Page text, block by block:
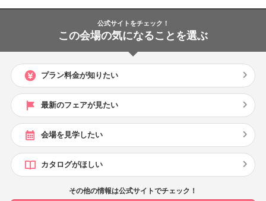
公式サイトをチェック！
この会場の気になることを選ぶ
プラン料金が知りたい
最新のフェアが見たい
会場を見学したい
カタログがほしい
その他の情報は公式サイトでチェック！